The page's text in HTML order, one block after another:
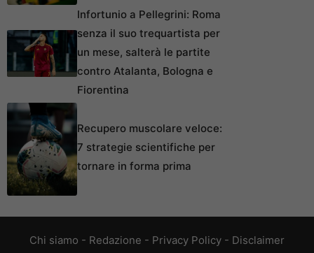
Infortunio a Pellegrini: Roma
senza il suo trequartista per
un mese, salterà le partite
contro Atalanta, Bologna e
Fiorentina
Recupero muscolare veloce:
7 strategie scientifiche per
tornare in forma prima
Chi siamo - Redazione - Privacy Policy - Disclaimer